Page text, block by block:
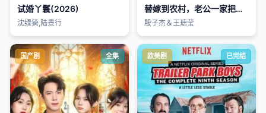
试婚丫鬟(2026)
沈绿猗,陆景行
替嫁到农村，老公一家把我宠上天
殷子杰＆王瑭莹
国产剧 全集 欧美剧 已完结